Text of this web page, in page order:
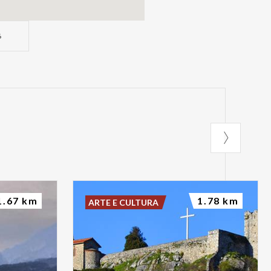
km ARTE E CULTURA 1.78 km